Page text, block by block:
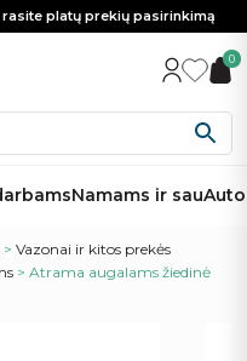
platų prekių pasirinkimą
0
Namams ir sau
>Vazonai ir kitos prekės
> Atrama augalams žiedinė